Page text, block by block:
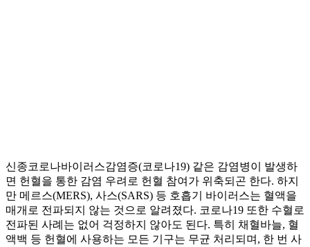
신종코로나바이러스감염증(코로나19) 같은 감염병이 발생하
면 헌혈을 통한 감염 우려로 헌혈 참여가 위축되곤 한다. 하지
만 메르스(MERS), 사스(SARS) 등 호흡기 바이러스는 혈액을
매개로 전파되지 않는 것으로 알려졌다. 코로나19 또한 수혈로
전파된 사례는 없어 걱정하지 않아도 된다. 특히 채혈바늘, 혈
액백 등 헌혈에 사용하는 모든 기구는 무균 처리되며, 한 번 사